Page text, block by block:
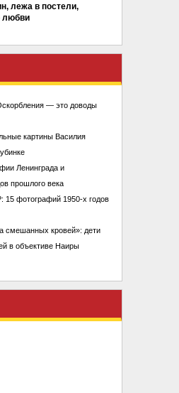
лежа в постели,
любви
— это доводы
картины Василия
Ленинграда и
прошлого века
фотографий 1950-х годов
смешанных кровей»: дети
в объективе Наиры